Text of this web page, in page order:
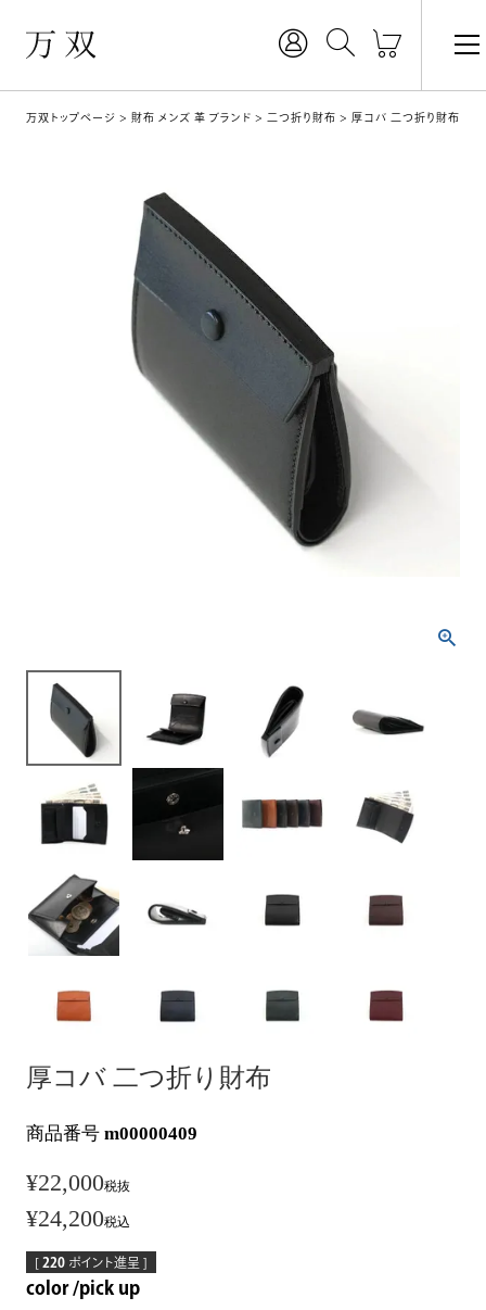
万双トップページ 財布 メンズ 革 ブランド 二つ折り財布 厚コバ 二つ折り財布
厚コバ 二つ折り財布
商品番号 m00000409
¥22,000税抜
¥24,200税込
[ 220 ポイント進呈 ]
color pick up